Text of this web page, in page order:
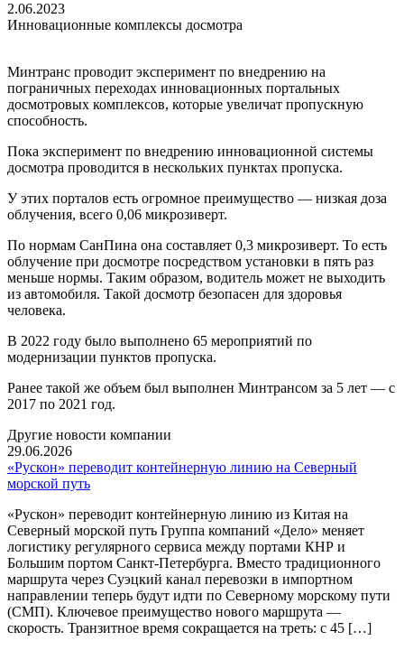
2.06.2023
Инновационные комплексы досмотра
Минтранс проводит эксперимент по внедрению на
пограничных переходах инновационных портальных
досмотровых комплексов, которые увеличат пропускную
способность.
Пока эксперимент по внедрению инновационной системы
досмотра проводится в нескольких пунктах пропуска.
У этих порталов есть огромное преимущество — низкая доза
облучения, всего 0,06 микрозиверт.
По нормам СанПина она составляет 0,3 микрозиверт. То есть
облучение при досмотре посредством установки в пять раз
меньше нормы. Таким образом, водитель может не выходить
из автомобиля. Такой досмотр безопасен для здоровья
человека.
В 2022 году было выполнено 65 мероприятий по
модернизации пунктов пропуска.
Ранее такой же объем был выполнен Минтрансом за 5 лет — с
2017 по 2021 год.
Другие новости компании
29.06.2026
«Рускон» переводит контейнерную линию на Северный
морской путь
«Рускон» переводит контейнерную линию из Китая на
Северный морской путь Группа компаний «Дело» меняет
логистику регулярного сервиса между портами КНР и
Большим портом Санкт-Петербурга. Вместо традиционного
маршрута через Суэцкий канал перевозки в импортном
направлении теперь будут идти по Северному морскому пути
(СМП). Ключевое преимущество нового маршрута —
скорость. Транзитное время сокращается на треть: с 45 […]